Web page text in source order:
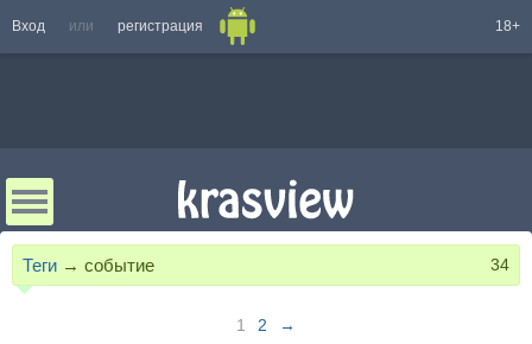
Вход или регистрация 18+
Теги → событие 34
1 2 →